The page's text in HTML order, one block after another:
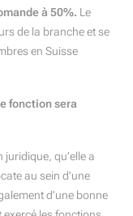
à 50%. Le
de la branche et se
en Suisse
fonction sera
qu’elle a
au sein d'une
d’une bonne